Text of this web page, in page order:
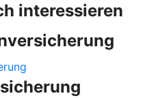
interessieren